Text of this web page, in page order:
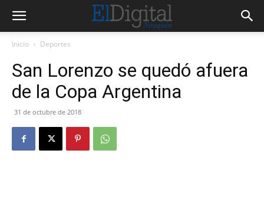
Inicio Deportes
San Lorenzo se quedó afuera
de la Copa Argentina
31 de octubre de 2018